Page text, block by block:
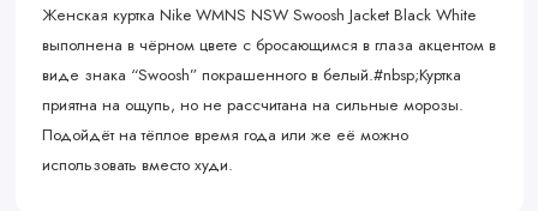
Женская куртка Nike WMNS NSW Swoosh Jacket Black White
выполнена в чёрном цвете с бросающимся в глаза акцентом в
виде знака “Swoosh” покрашенного в белый.#nbsp;Куртка
приятна на ощупь, но не рассчитана на сильные морозы.
Подойдёт на тёплое время года или же её можно
использовать вместо худи.